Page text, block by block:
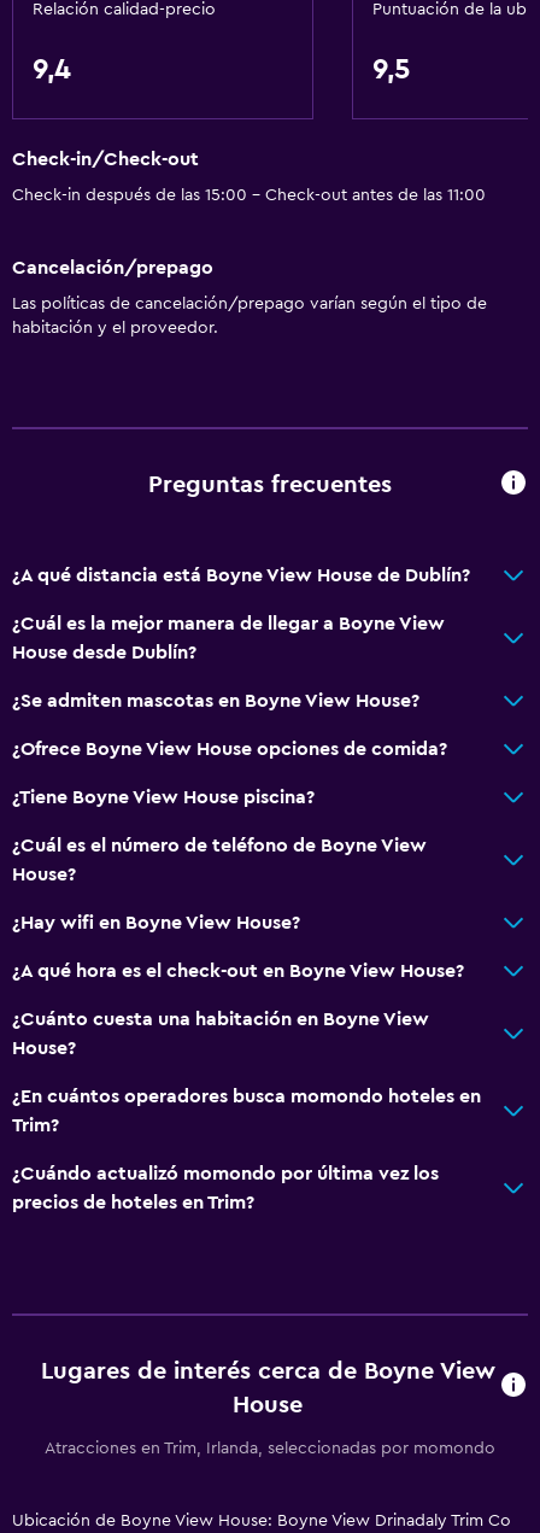
Relación calidad-precio
9,4
Puntuación de la
9,5
Check-in/Check-out
Check-in después de las 15:00 - Check-out antes de las 11:00
Cancelación/prepago
Las políticas de cancelación/prepago varían según el tipo de
habitación y el proveedor.
Preguntas frecuentes
¿A qué distancia está Boyne View House de Dublín?
¿Cuál es la mejor manera de llegar a Boyne View
House desde Dublín?
¿Se admiten mascotas en Boyne View House?
¿Ofrece Boyne View House opciones de comida?
¿Tiene Boyne View House piscina?
¿Cuál es el número de teléfono de Boyne View
House?
¿Hay wifi en Boyne View House?
¿A qué hora es el check-out en Boyne View House?
¿Cuánto cuesta una habitación en Boyne View
House?
¿En cuántos operadores busca momondo hoteles en
Trim?
¿Cuándo actualizó momondo por última vez los
precios de hoteles en Trim?
Lugares de interés cerca de Boyne View
House
Atracciones en Trim, Irlanda, seleccionadas por momondo
Ubicación de Boyne View House: Boyne View Drinadaly Trim Co